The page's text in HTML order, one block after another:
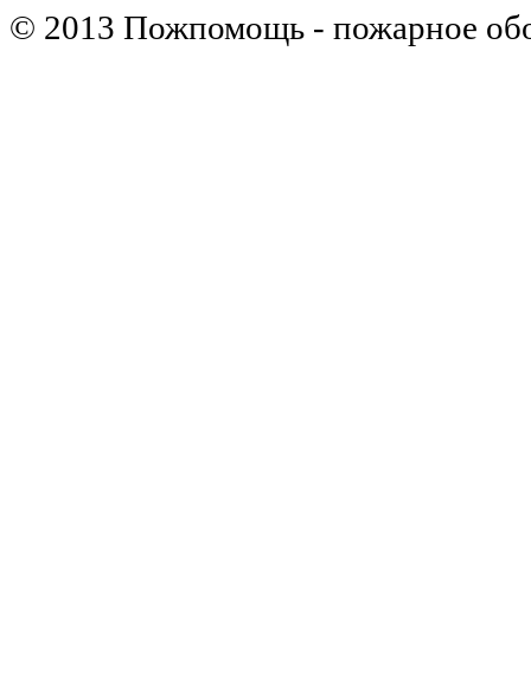
© 2013 Пожпомощь - пожарное